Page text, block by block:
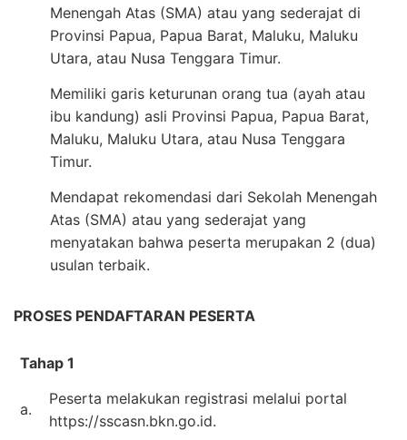
Menengah Atas (SMA) atau yang sederajat di
Provinsi Papua, Papua Barat, Maluku, Maluku
Utara, atau Nusa Tenggara Timur.
Memiliki garis keturunan orang tua (ayah atau
ibu kandung) asli Provinsi Papua, Papua Barat,
Maluku, Maluku Utara, atau Nusa Tenggara
Timur.
Mendapat rekomendasi dari Sekolah Menengah
Atas (SMA) atau yang sederajat yang
menyatakan bahwa peserta merupakan 2 (dua)
usulan terbaik.
PROSES PENDAFTARAN PESERTA
Tahap 1
a.
Peserta melakukan registrasi melalui portal
https://sscasn.bkn.go.id.